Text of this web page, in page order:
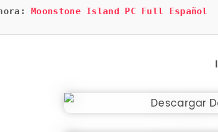
Moonstone Island PC Full Español